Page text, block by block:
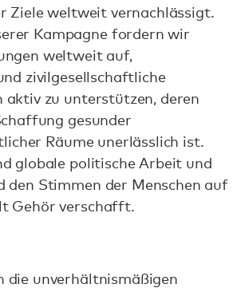
Ziele weltweit vernachlässigt.
Kampagne fordern wir
weltweit auf,
zivilgesellschaftliche
aktiv zu unterstützen, deren
gesunder
Räume unerlässlich ist.
globale politische Arbeit und
den Stimmen der Menschen auf
Gehör verschafft.
die unverhältnismäßigen